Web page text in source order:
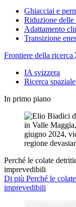
Ghiacciai e
Riduzione delle
Adattamento
Transizione
Frontiere della ricerca
IA svizzera
Ricerca spaziale
In primo piano
Perché le colate
imprevedibili
Di più Perché le
imprevedibili